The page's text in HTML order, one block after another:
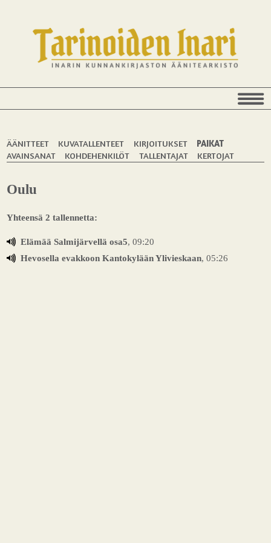
ÄÄNITTEET KUVATALLENTEET KIRJOITUKSET
PAIKAT
AVAINSANAT
KOHDEHENKILÖT TALLENTAJAT KERTOJAT
Oulu
Yhteensä 2 tallennetta:
Elämää Salmijärvellä osa5, 09:20
Hevosella evakkoon Kantokylään Ylivieskaan, 05:26